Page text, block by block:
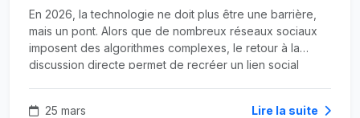
En 2026, la technologie ne doit plus être une barrière,
mais un pont. Alors que de nombreux réseaux sociaux
imposent des algorithmes complexes, le retour à la
discussion directe permet de recréer un lien social
25 mars Lire la suite